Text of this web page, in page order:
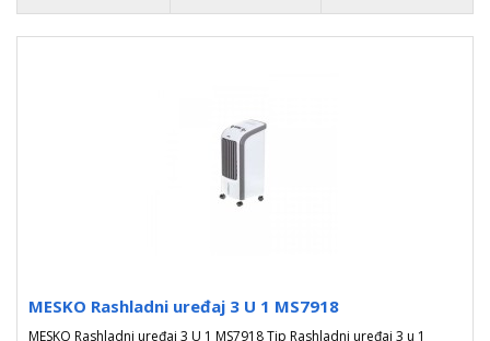
MESKO Rashladni uređaj 3 U 1 MS7918
MESKO Rashladni uređaj 3 U 1 MS7918 Tip Rashladni uređaj 3 u 1